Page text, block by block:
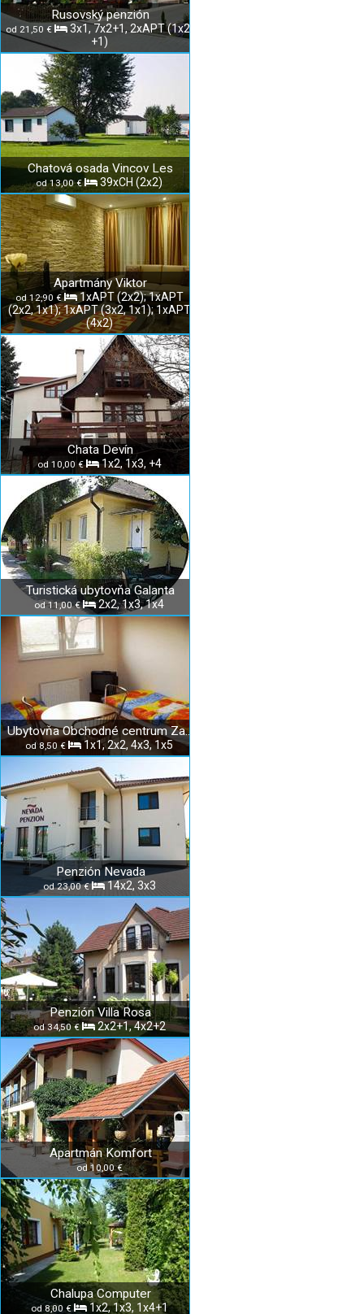
Rusovský penzión
od 21,50 €
3x1, 7x2+1, 2xAPT (1x2,
+1)
Chatová osada Vincov Les
od 13,00 € 39xCH (2x2)
Apartmány Viktor
od 12,90 €
1xAPT (2x2); 1xAPT
(2x2, 1x1); 1xAPT (3x2, 1x1); 1xAPT
(4x2)
Chata Devín
od 10,00 € 1x2, 1x3, +4
Turistická ubytovňa Galanta
od 11,00 € 2x2, 1x3, 1x4
Ubytovňa Obchodné centrum Zavar
od 8,50 € 1x1, 2x2, 4x3, 1x5
Penzión Nevada
od 23,00 € 14x2, 3x3
Penzión Villa Rosa
od 34,50 € 2x2+1, 4x2+2
Apartmán Komfort
od 10,00 €
Chalupa Computer
od 8,00 € 1x2, 1x3, 1x4+1